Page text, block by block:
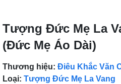
Tượng Đức Mẹ La
(Đức Mẹ Áo Dài)
Thương hiệu: Điêu Khắc Văn
Loại: Tượng Đức Mẹ La Vang